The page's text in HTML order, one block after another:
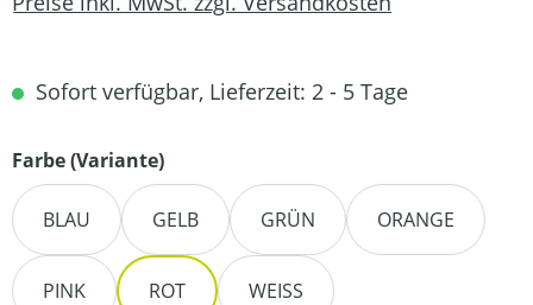
Sofort verfügbar, Lieferzeit: 2 - 5 Tage
Farbe (Variante)auswählen
BLAU GELB GRÜN ORANGE
PINK ROT WEISS